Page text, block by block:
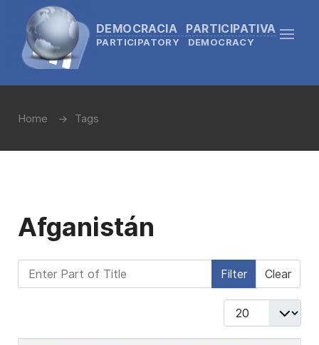
DEMOCRACIA PARTICIPATIVA
PARTICIPATORY DEMOCRACY
Home Tags
Afganistán
Enter Part of Title Filter Clear
Display #